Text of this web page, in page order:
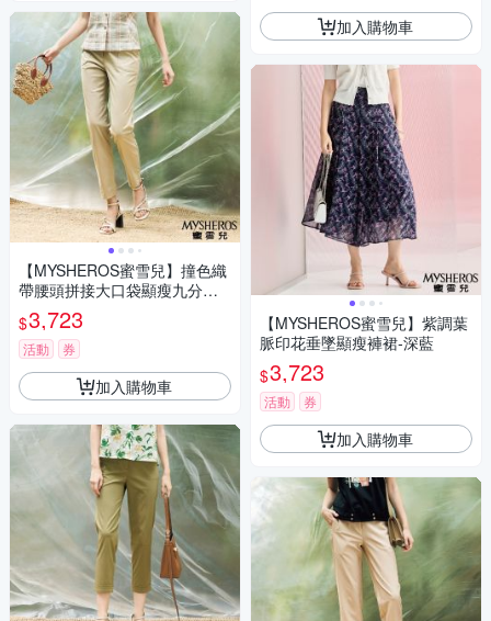
【MYSHEROS蜜雪兒】撞色織
帶腰頭拼接大口袋顯瘦九分褲-
卡其
$3,723
活動 券
加入購物車
加入購物車
【MYSHEROS蜜雪兒】紫調葉
脈印花垂墜顯瘦褲裙-深藍
$3,723
活動 券
加入購物車